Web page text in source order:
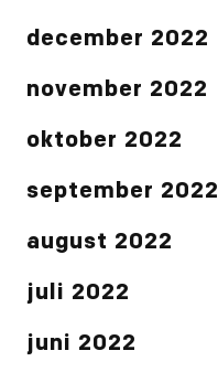
december 2022
november 2022
oktober 2022
september 2022
august 2022
juli 2022
juni 2022